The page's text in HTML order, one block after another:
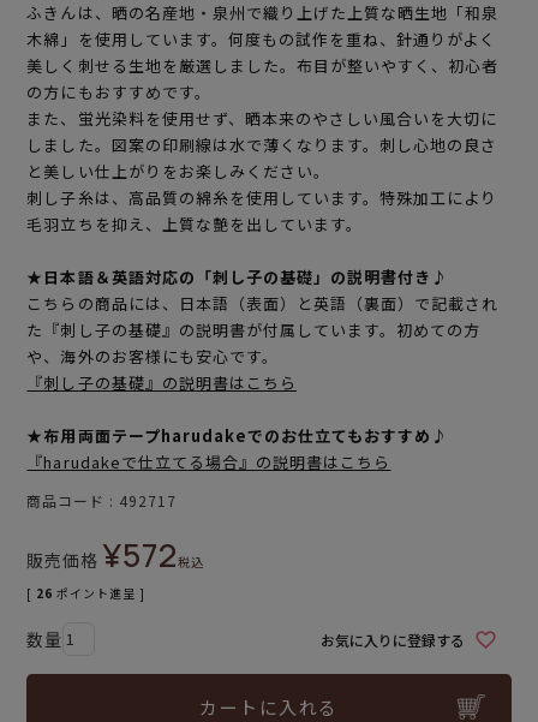
ふきんは、晒の名産地・泉州で織り上げた上質な晒生地「和泉
木綿」を使用しています。何度もの試作を重ね、針通りがよく
美しく刺せる生地を厳選しました。布目が整いやすく、初心者
の方にもおすすめです。
また、蛍光染料を使用せず、晒本来のやさしい風合いを大切に
しました。図案の印刷線は水で薄くなります。刺し心地の良さ
と美しい仕上がりをお楽しみください。
刺し子糸は、高品質の綿糸を使用しています。特殊加工により
毛羽立ちを抑え、上質な艶を出しています。
★日本語＆英語対応の「刺し子の基礎」の説明書付き♪
こちらの商品には、日本語（表面）と英語（裏面）で記載され
た『刺し子の基礎』の説明書が付属しています。初めての方
や、海外のお客様にも安心です。
『刺し子の基礎』の説明書はこちら
★布用両面テープharudakeでのお仕立てもおすすめ♪
『harudakeで仕立てる場合』の説明書はこちら
商品コード 492717
販売価格 ¥572税込
[ 26 ポイント進呈 ]
お気に入りに登録する
カートに入れる